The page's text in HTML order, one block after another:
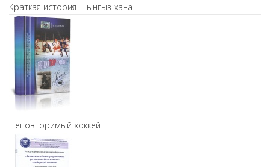
Краткая история Шынгыз хана
Неповторимый хоккей